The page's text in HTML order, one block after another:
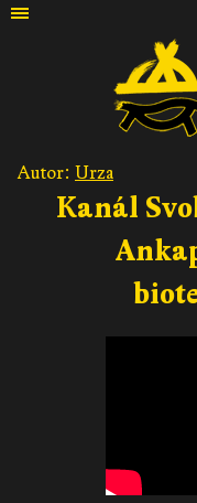
Autor: Urza
Kanál